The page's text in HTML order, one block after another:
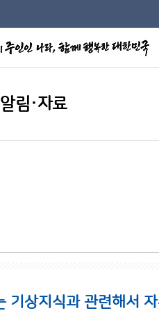
알림·자료
기상지식과 관련해서